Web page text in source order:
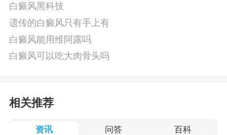
白癜风黑科技
遗传的白癜风只有手上有
白癜风能用维阿露吗
白癜风可以吃大肉骨头吗
相关推荐
资讯 问答 百科